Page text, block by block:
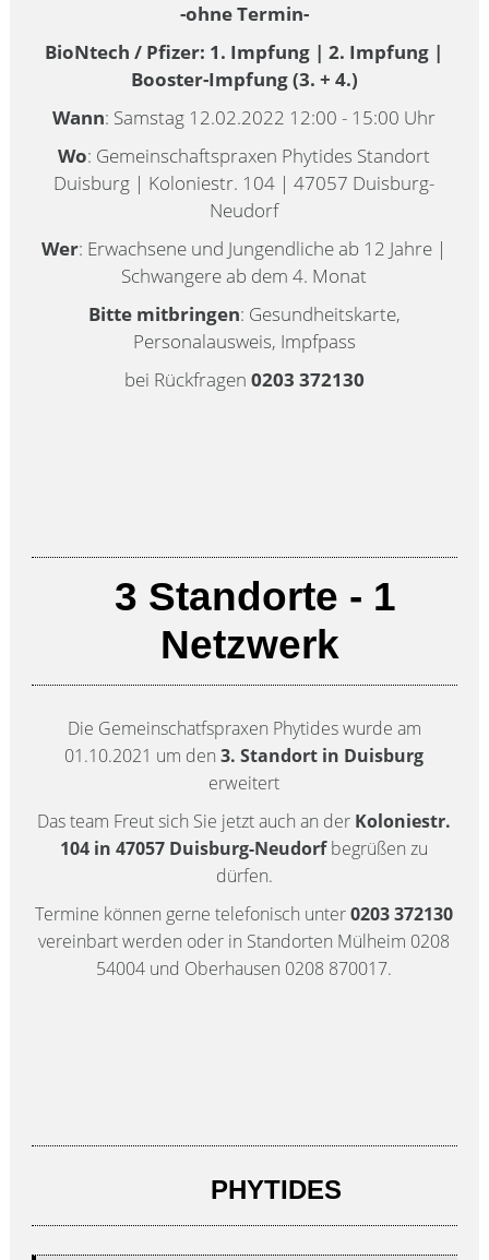
-ohne Termin-
BioNtech / Pfizer: 1. Impfung | 2. Impfung |
Booster-Impfung (3. + 4.)
Wann: Samstag 12.02.2022 12:00 - 15:00 Uhr
Wo: Gemeinschaftspraxen Phytides Standort
Duisburg | Koloniestr. 104 | 47057 Duisburg-
Neudorf
Wer: Erwachsene und Jungendliche ab 12 Jahre |
Schwangere ab dem 4. Monat
Bitte mitbringen: Gesundheitskarte,
Personalausweis, Impfpass
bei Rückfragen 0203 372130
3 Standorte - 1
Netzwerk
Die Gemeinschatfspraxen Phytides wurde am
01.10.2021 um den3. Standort in Duisburg
erweitert
Das team Freut sich Sie jetzt auch an der Koloniestr.
104 in 47057 Duisburg-Neudorfbegrüßen zu
dürfen.
Termine können gerne telefonisch unter0203 372130
vereinbart werden oder in Standorten Mülheim 0208
54004 und Oberhausen 0208 870017.
PHYTIDES